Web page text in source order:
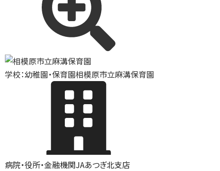
学校：幼稚園・保育園相模原市立麻溝保育園
病院・役所・金融機関JAあつぎ北支店